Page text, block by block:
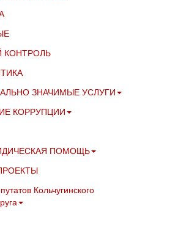
КОНТРОЛЬ
ЗНАЧИМЫЕ УСЛУГИ
КОРРУПЦИИ
ПОМОЩЬ
Кольчугинского